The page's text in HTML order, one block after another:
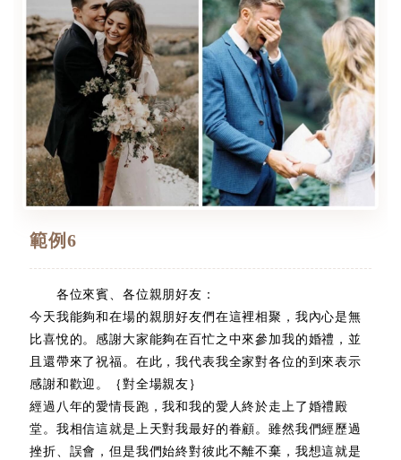
範例6
各位來賓、各位親朋好友：
今天我能夠和在場的親朋好友們在這裡相聚，我內心是無
比喜悅的。感謝大家能夠在百忙之中來參加我的婚禮，並
且還帶來了祝福。在此，我代表我全家對各位的到來表示
感謝和歡迎。｛對全場親友｝
經過八年的愛情長跑，我和我的愛人終於走上了婚禮殿
堂。我相信這就是上天對我最好的眷顧。雖然我們經歷過
挫折、誤會，但是我們始終對彼此不離不棄，我想這就是